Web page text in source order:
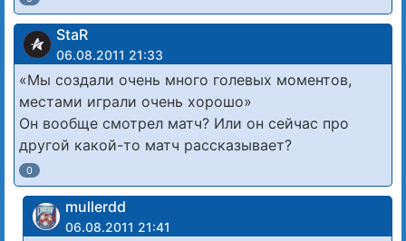
StaR
06.08.2011 21:33
«Мы создали очень много голевых моментов,
местами играли очень хорошо»
Он вообще смотрел матч? Или он сейчас про
другой какой-то матч рассказывает?
0
mullerdd
06.08.2011 21:41